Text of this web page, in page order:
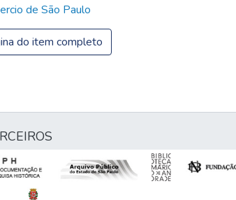
de São Paulo
do item completo